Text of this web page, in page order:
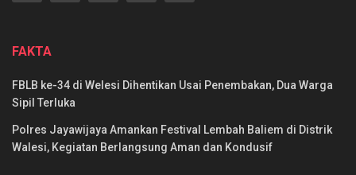
FAKTA
FBLB ke-34 di Welesi Dihentikan Usai Penembakan, Dua Warga
Sipil Terluka
Polres Jayawijaya Amankan Festival Lembah Baliem di Distrik
Walesi, Kegiatan Berlangsung Aman dan Kondusif